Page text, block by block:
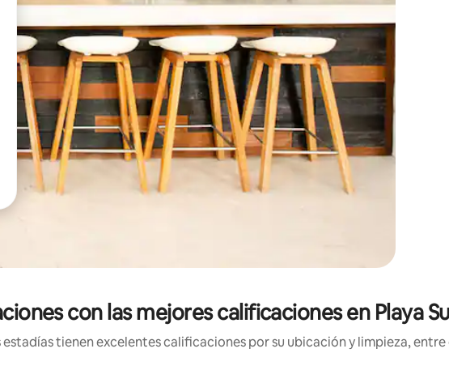
con las mejores calificaciones en Playa
estadías tienen excelentes calificaciones por su ubicación y limpieza,